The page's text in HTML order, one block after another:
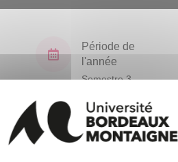
Période de
l'année
Semestre 3